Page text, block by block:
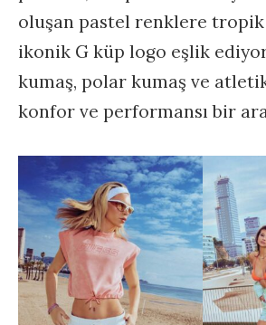
oluşan pastel renklere tropik
ikonik G küp logo eşlik
kumaş, polar kumaş ve
konfor ve performansı bir